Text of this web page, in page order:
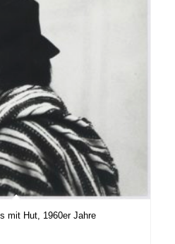
mit Hut, 1960er Jahre